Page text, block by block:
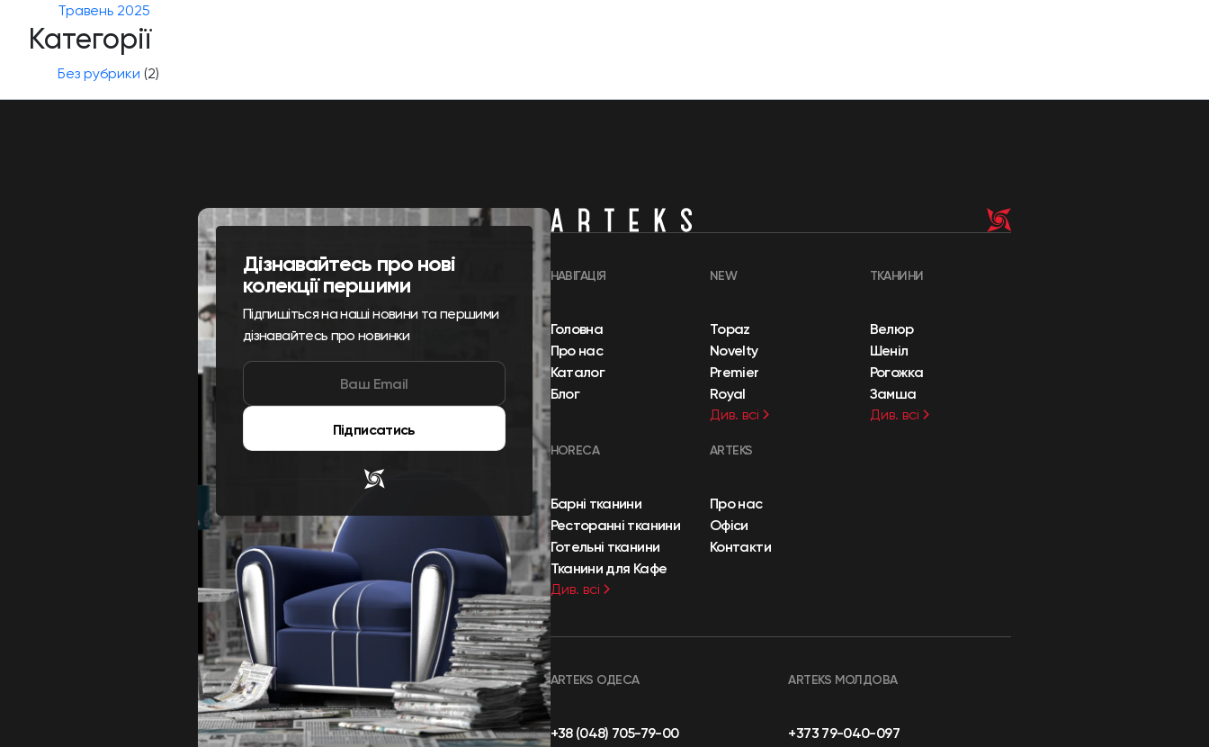
Травень 2025
Категорії
Без рубрики (2)
Дізнавайтесь про нові
колекції першими
Підпишіться на наші новини та першими
дізнавайтесь про новинки
Підписатись
НАВІГАЦІЯ
Головна
Про нас
Каталог
Блог
NEW
Topaz
Novelty
Premier
Royal
Див. всі
ТКАНИНИ
Велюр
Шеніл
Рогожка
Замша
Див. всі
HORECA
Барні тканини
Ресторанні тканини
Готельні тканини
Тканини для Кафе
Див. всі
ARTEKS
Про нас
Офіси
Контакти
ARTEKS ОДЕСА
+38 (048) 705-79-00
ARTEKS МОЛДОВА
+373 79-040-097